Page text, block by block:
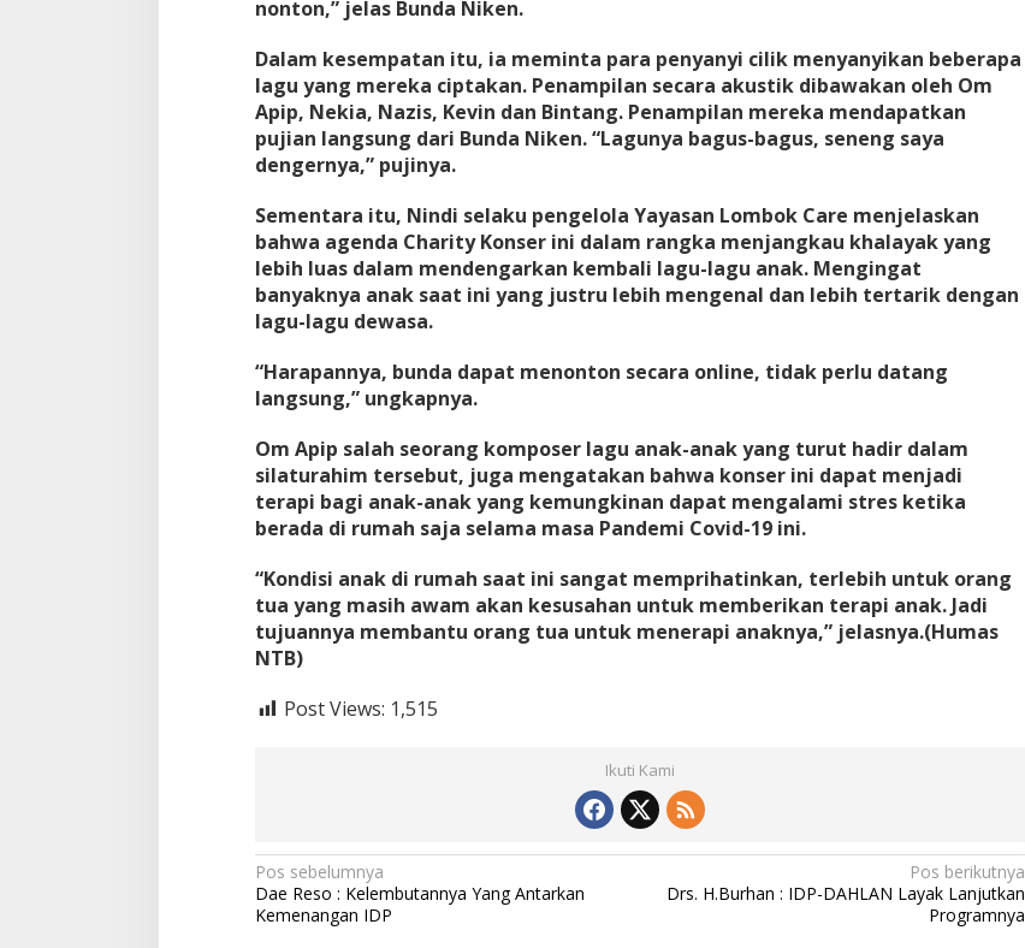
nonton,” jelas Bunda Niken.
Dalam kesempatan itu, ia meminta para penyanyi cilik menyanyikan beberapa
lagu yang mereka ciptakan. Penampilan secara akustik dibawakan oleh Om
Apip, Nekia, Nazis, Kevin dan Bintang. Penampilan mereka mendapatkan
pujian langsung dari Bunda Niken. “Lagunya bagus-bagus, seneng saya
dengernya,” pujinya.
Sementara itu, Nindi selaku pengelola Yayasan Lombok Care menjelaskan
bahwa agenda Charity Konser ini dalam rangka menjangkau khalayak yang
lebih luas dalam mendengarkan kembali lagu-lagu anak. Mengingat
banyaknya anak saat ini yang justru lebih mengenal dan lebih tertarik dengan
lagu-lagu dewasa.
“Harapannya, bunda dapat menonton secara online, tidak perlu datang
langsung,” ungkapnya.
Om Apip salah seorang komposer lagu anak-anak yang turut hadir dalam
silaturahim tersebut, juga mengatakan bahwa konser ini dapat menjadi
terapi bagi anak-anak yang kemungkinan dapat mengalami stres ketika
berada di rumah saja selama masa Pandemi Covid-19 ini.
“Kondisi anak di rumah saat ini sangat memprihatinkan, terlebih untuk orang
tua yang masih awam akan kesusahan untuk memberikan terapi anak. Jadi
tujuannya membantu orang tua untuk menerapi anaknya,” jelasnya.(Humas
NTB)
Post Views: 1,515
Ikuti Kami
Navigasi
pos
Pos sebelumnya
Dae Reso : Kelembutannya Yang Antarkan
Kemenangan IDP
Pos berikutnya
Drs. H.Burhan : IDP-DAHLAN Layak Lanjutkan
Programnya